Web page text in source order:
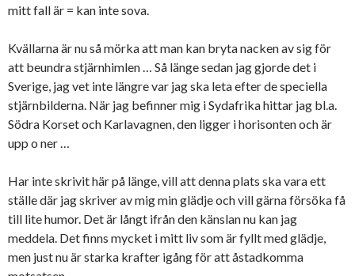
mitt fall är = kan inte sova.
Kvällarna är nu så mörka att man kan bryta nacken av sig för
att beundra stjärnhimlen … Så länge sedan jag gjorde det i
Sverige, jag vet inte längre var jag ska leta efter de speciella
stjärnbilderna. När jag befinner mig i Sydafrika hittar jag bl.a.
Södra Korset och Karlavagnen, den ligger i horisonten och är
upp o ner …
Har inte skrivit här på länge, vill att denna plats ska vara ett
ställe där jag skriver av mig min glädje och vill gärna försöka få
till lite humor. Det är långt ifrån den känslan nu kan jag
meddela. Det finns mycket i mitt liv som är fyllt med glädje,
men just nu är starka krafter igång för att åstadkomma